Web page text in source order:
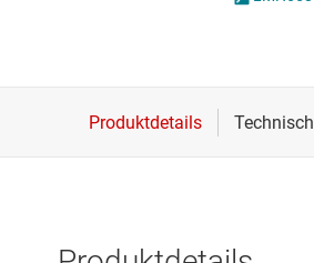
Drahtlose